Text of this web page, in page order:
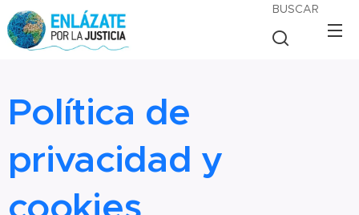
BUSCAR
Política de
privacidad y